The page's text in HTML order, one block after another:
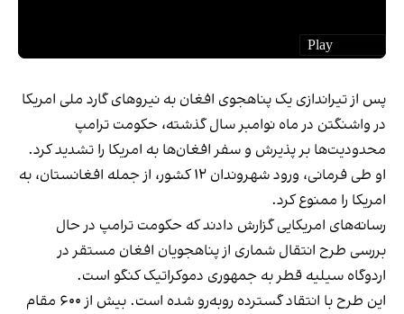
پس از تیراندازی یک پناهجوی افغان به نیروهای گارد ملی امریکا
در واشنگتن در ماه نوامبر سال گذشته، حکومت ترامپ
محدودیت‌ها بر پذیرش و سفر افغان‌ها به امریکا را تشدید کرد.
او طی فرمانی، ورود شهروندان ۱۲ کشور، از جمله افغانستان، به
امریکا را ممنوع کرد.
رسانه‌های امریکایی گزارش دادند که حکومت ترامپ در حال
بررسی طرح انتقال شماری از پناهجویان افغان مستقر در
اردوگاه سیلیه قطر به جمهوری دموکراتیک کنگو است.
این طرح با انتقاد گسترده روبه‌رو شده است. بیش از ۶۰۰ مقام